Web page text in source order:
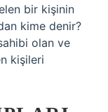
bir kişinin
kime denir?
olan ve
kişileri